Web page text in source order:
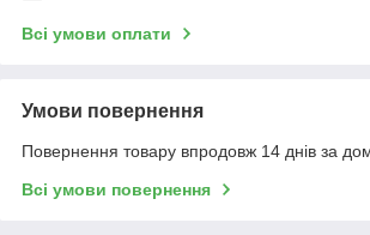
Всі умови оплати
Умови повернення
Повернення товару впродовж 14 днів за
Всі умови повернення